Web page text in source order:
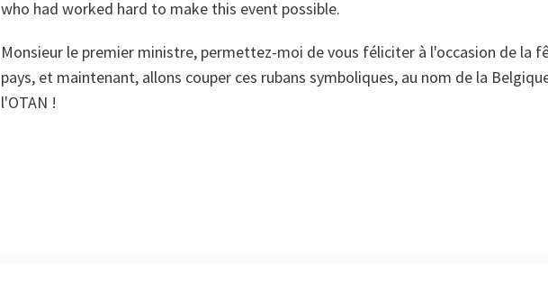
who had worked hard to make this event possible.
Monsieur le premier ministre, permettez-moi de vous féliciter à l'occasion de la
pays, et maintenant, allons couper ces rubans symboliques, au nom de la
l'OTAN !